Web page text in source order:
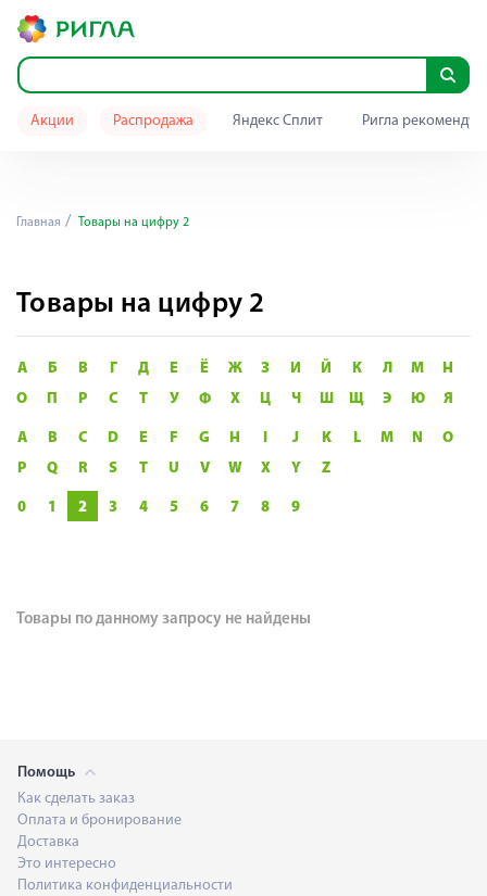
Акции Распродажа Яндекс Сплит Ригла
Главная Товары на цифру 2
Товары на цифру 2
А Б В Г Д Е Ё Ж З И Й К Л М
Н
О
П Р С Т У Ф Х Ц Ч Ш Щ Э Ю Я
A B C D E F G H I J K L M N
O
P
Q R S T U V W X Y Z
0 1 2 3 4 5 6 7 8 9
Товары по данному запросу не найдены
Помощь
Как сделать заказ
Оплата и бронирование
Доставка
Это интересно
Политика конфиденциальности